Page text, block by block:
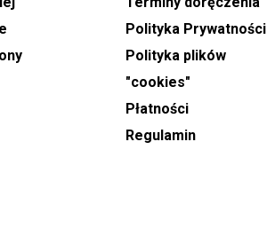
czasowy, w którym kwiaty
zainteresowania usługą,
Walentynki, Dzień Kobiet
realizowane są w
od 8:00 do 22:00. W tych
Polityka Prywatności
Polityka plików
"cookies"
Płatności
Regulamin